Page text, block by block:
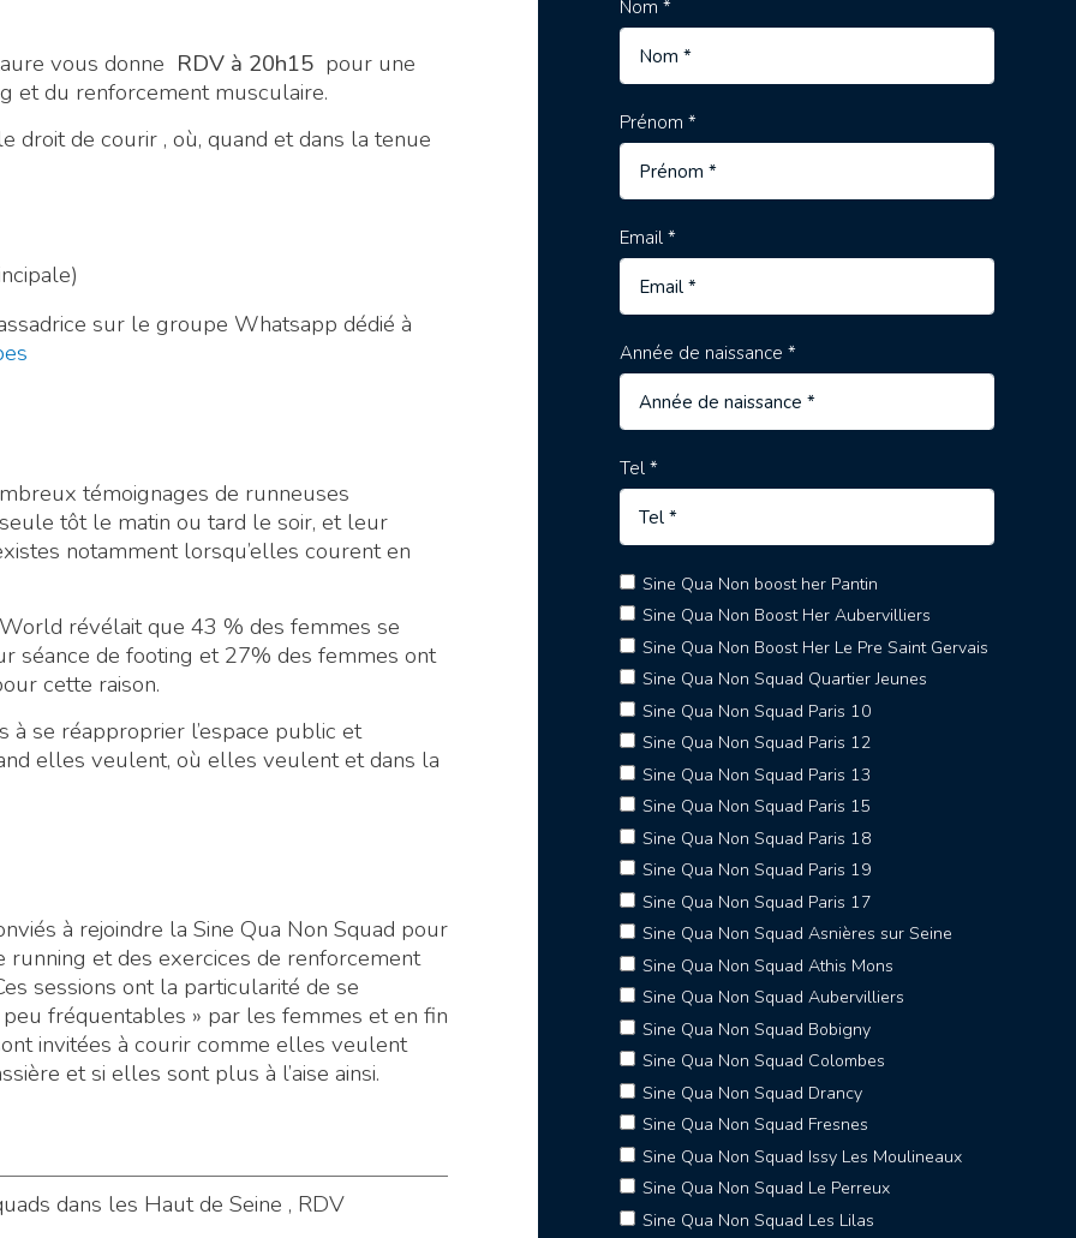
vous donne RDV à 20h15 pour une
et du renforcement musculaire.
droit de courir , où, quand et dans la tenue
sur le groupe Whatsapp dédié à
témoignages de runneuses
tôt le matin ou tard le soir, et leur
notamment lorsqu’elles courent en
révélait que 43 % des femmes se
séance de footing et 27% des femmes ont
cette raison.
à se réapproprier l’espace public et
elles veulent, où elles veulent et dans la
à rejoindre la Sine Qua Non Squad pour
et des exercices de renforcement
sessions ont la particularité de se
fréquentables » par les femmes et en fin
invitées à courir comme elles veulent
et si elles sont plus à l’aise ainsi.
dans les Haut de Seine , RDV
Nom *
Prénom *
Email *
Année de naissance *
Tel *
Sine Qua Non boost her Pantin
Sine Qua Non Boost Her Aubervilliers
Sine Qua Non Boost Her Le Pre Saint Gervais
Sine Qua Non Squad Quartier Jeunes
Sine Qua Non Squad Paris 10
Sine Qua Non Squad Paris 12
Sine Qua Non Squad Paris 13
Sine Qua Non Squad Paris 15
Sine Qua Non Squad Paris 18
Sine Qua Non Squad Paris 19
Sine Qua Non Squad Paris 17
Sine Qua Non Squad Asnières sur Seine
Sine Qua Non Squad Athis Mons
Sine Qua Non Squad Aubervilliers
Sine Qua Non Squad Bobigny
Sine Qua Non Squad Colombes
Sine Qua Non Squad Drancy
Sine Qua Non Squad Fresnes
Sine Qua Non Squad Issy Les Moulineaux
Sine Qua Non Squad Le Perreux
Sine Qua Non Squad Les Lilas